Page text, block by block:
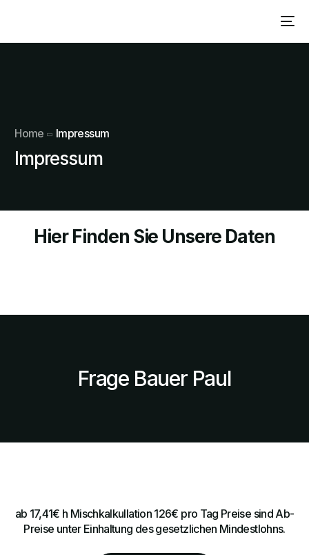
Home Impressum
Impressum
Hier Finden Sie Unsere Daten
Frage Bauer Paul
ab 17,41€ h Mischkalkullation 126€ pro Tag Preise sind Ab-
Preise unter Einhaltung des gesetzlichen Mindestlohns.